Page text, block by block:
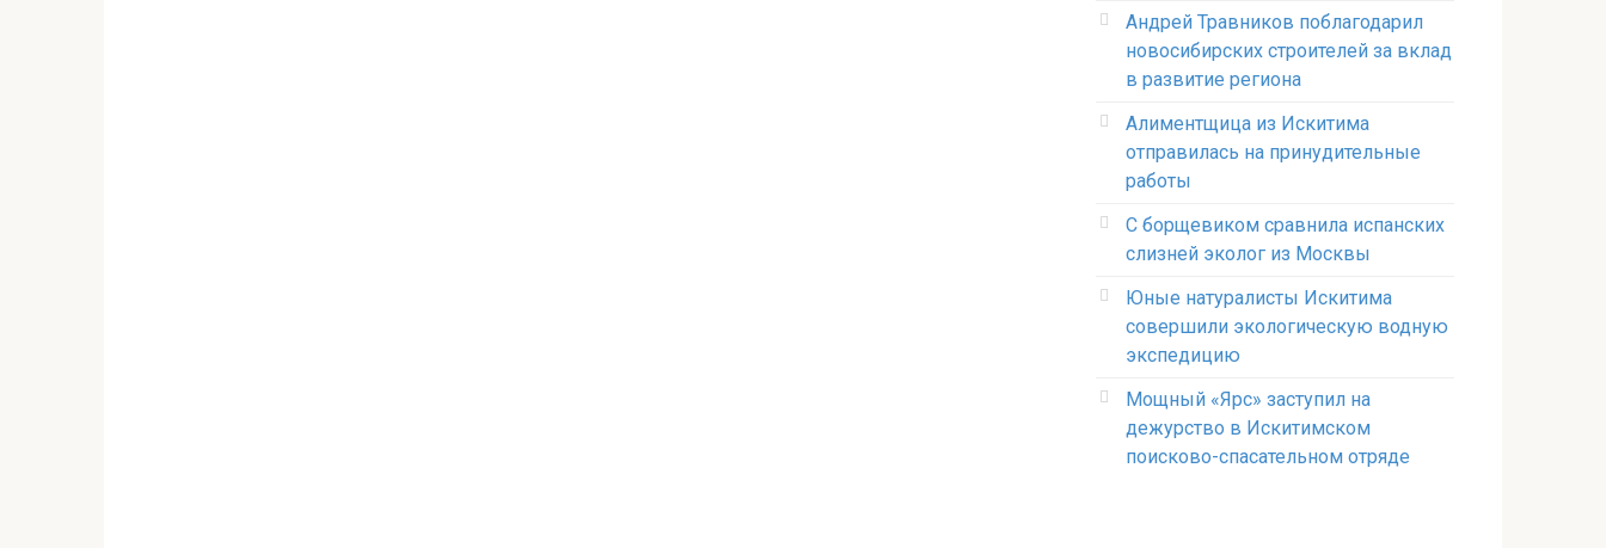
Андрей Травников поблагодарил
новосибирских строителей за вклад
в развитие региона
Алиментщица из Искитима
отправилась на принудительные
работы
С борщевиком сравнила испанских
слизней эколог из Москвы
Юные натуралисты Искитима
совершили экологическую водную
экспедицию
Мощный «Ярс» заступил на
дежурство в Искитимском
поисково-спасательном отряде